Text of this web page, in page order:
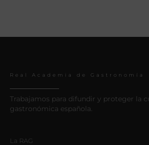
Real Academia de Gastronomía
Trabajamos para difundir y proteger la
gastronómica española.
La RAG